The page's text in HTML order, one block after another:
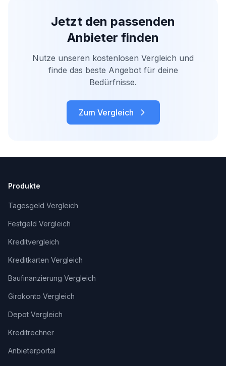
Jetzt den passenden
Anbieter finden
Nutze unseren kostenlosen Vergleich und
finde das beste Angebot für deine
Bedürfnisse.
Zum Vergleich
Produkte
Tagesgeld Vergleich
Festgeld Vergleich
Kreditvergleich
Kreditkarten Vergleich
Baufinanzierung Vergleich
Girokonto Vergleich
Depot Vergleich
Kreditrechner
Anbieterportal